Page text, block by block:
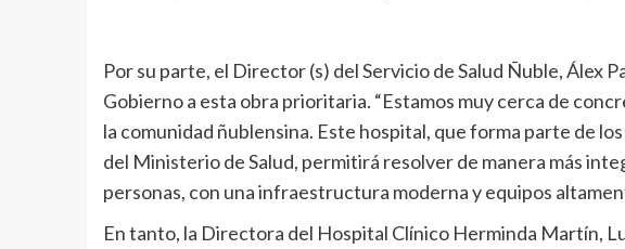
Por su parte, el Director (s) del Servicio de Salud Ñuble, Álex
Gobierno a esta obra prioritaria. “Estamos muy cerca de
la comunidad ñublensina. Este hospital, que forma parte de
del Ministerio de Salud, permitirá resolver de manera más
personas, con una infraestructura moderna y equipos
En tanto, la Directora del Hospital Clínico Herminda Martín,